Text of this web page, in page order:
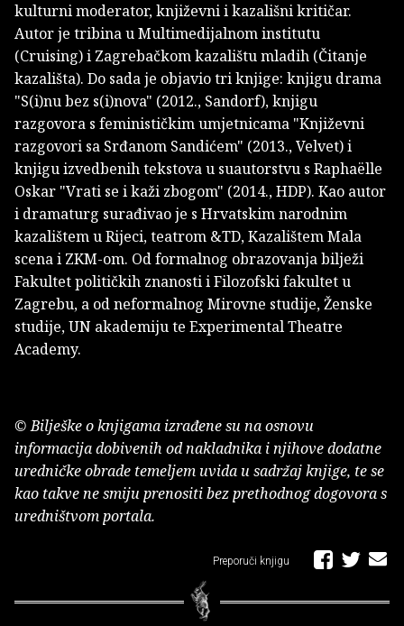
kulturni moderator, književni i kazališni kritičar.
Autor je tribina u Multimedijalnom institutu
(Cruising) i Zagrebačkom kazalištu mladih (Čitanje
kazališta). Do sada je objavio tri knjige: knjigu drama
"S(i)nu bez s(i)nova" (2012., Sandorf), knjigu
razgovora s feminističkim umjetnicama "Književni
razgovori sa Srđanom Sandićem" (2013., Velvet) i
knjigu izvedbenih tekstova u suautorstvu s Raphaëlle
Oskar "Vrati se i kaži zbogom" (2014., HDP). Kao autor
i dramaturg surađivao je s Hrvatskim narodnim
kazalištem u Rijeci, teatrom &TD, Kazalištem Mala
scena i ZKM-om. Od formalnog obrazovanja bilježi
Fakultet političkih znanosti i Filozofski fakultet u
Zagrebu, a od neformalnog Mirovne studije, Ženske
studije, UN akademiju te Experimental Theatre
Academy.
© Bilješke o knjigama izrađene su na osnovu
informacija dobivenih od nakladnika i njihove dodatne
uredničke obrade temeljem uvida u sadržaj knjige, te se
kao takve ne smiju prenositi bez prethodnog dogovora s
uredništvom portala.
Preporuči knjigu